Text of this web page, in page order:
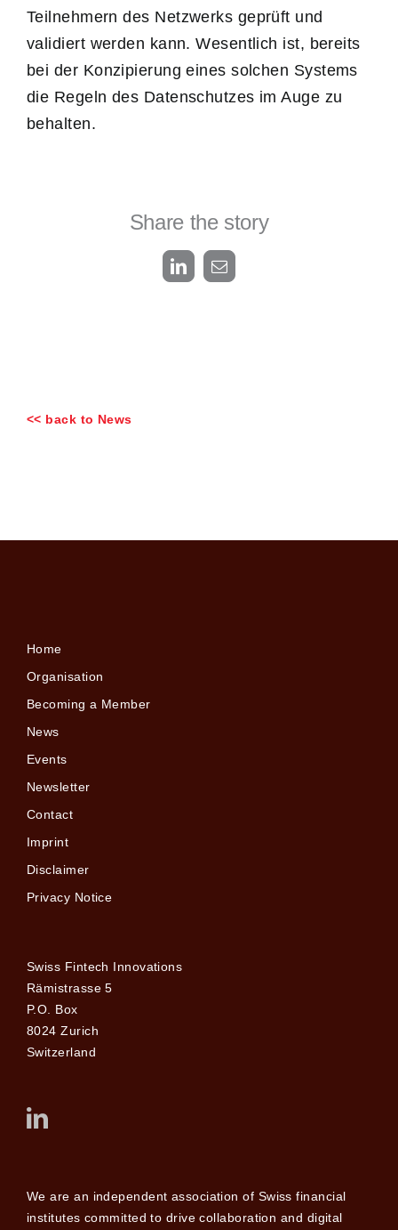
Teilnehmern des Netzwerks geprüft und
validiert werden kann. Wesentlich ist, bereits
bei der Konzipierung eines solchen Systems
die Regeln des Datenschutzes im Auge zu
behalten.
Share the story
LinkedInEmail
<< back to News
Home
Organisation
Becoming a Member
News
Events
Newsletter
Contact
Imprint
Disclaimer
Privacy Notice
Swiss Fintech Innovations
Rämistrasse 5
P.O. Box
8024 Zurich
Switzerland
We are an independent association of Swiss financial
institutes committed to drive collaboration and digital